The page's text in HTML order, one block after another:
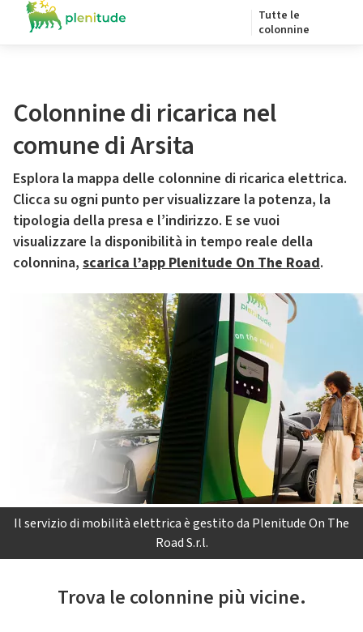
Tutte le
colonnine
Colonnine di ricarica nel
comune di Arsita
Esplora la mappa delle colonnine di ricarica elettrica.
Clicca su ogni punto per visualizzare la potenza, la
tipologia della presa e l’indirizzo. E se vuoi
visualizzare la disponibilità in tempo reale della
colonnina, scarica l’app Plenitude On The Road.
Il servizio di mobilità elettrica è gestito da Plenitude On The
Road S.r.l.
Trova le colonnine più vicine.